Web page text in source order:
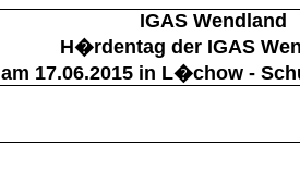
IGAS Wendland
H�rdentag der IGAS
am 17.06.2015 in L�chow -